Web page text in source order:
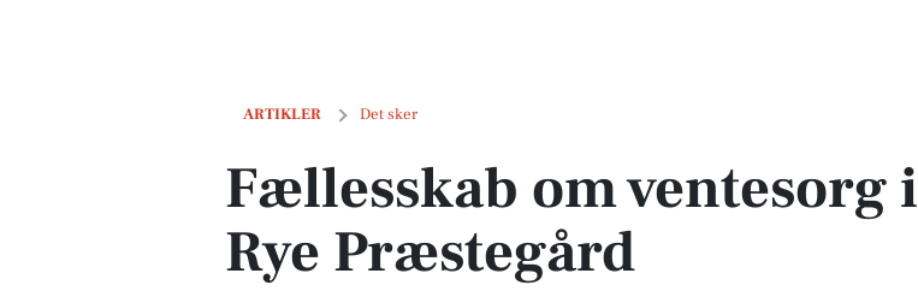
ARTIKLER Det sker
Fællesskab om ventesorg i Rye Præstegård
Fællesskab om ventesorg i
Rye Præstegård